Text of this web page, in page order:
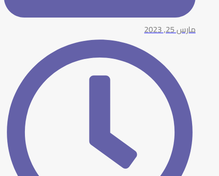
مارس 25, 2023